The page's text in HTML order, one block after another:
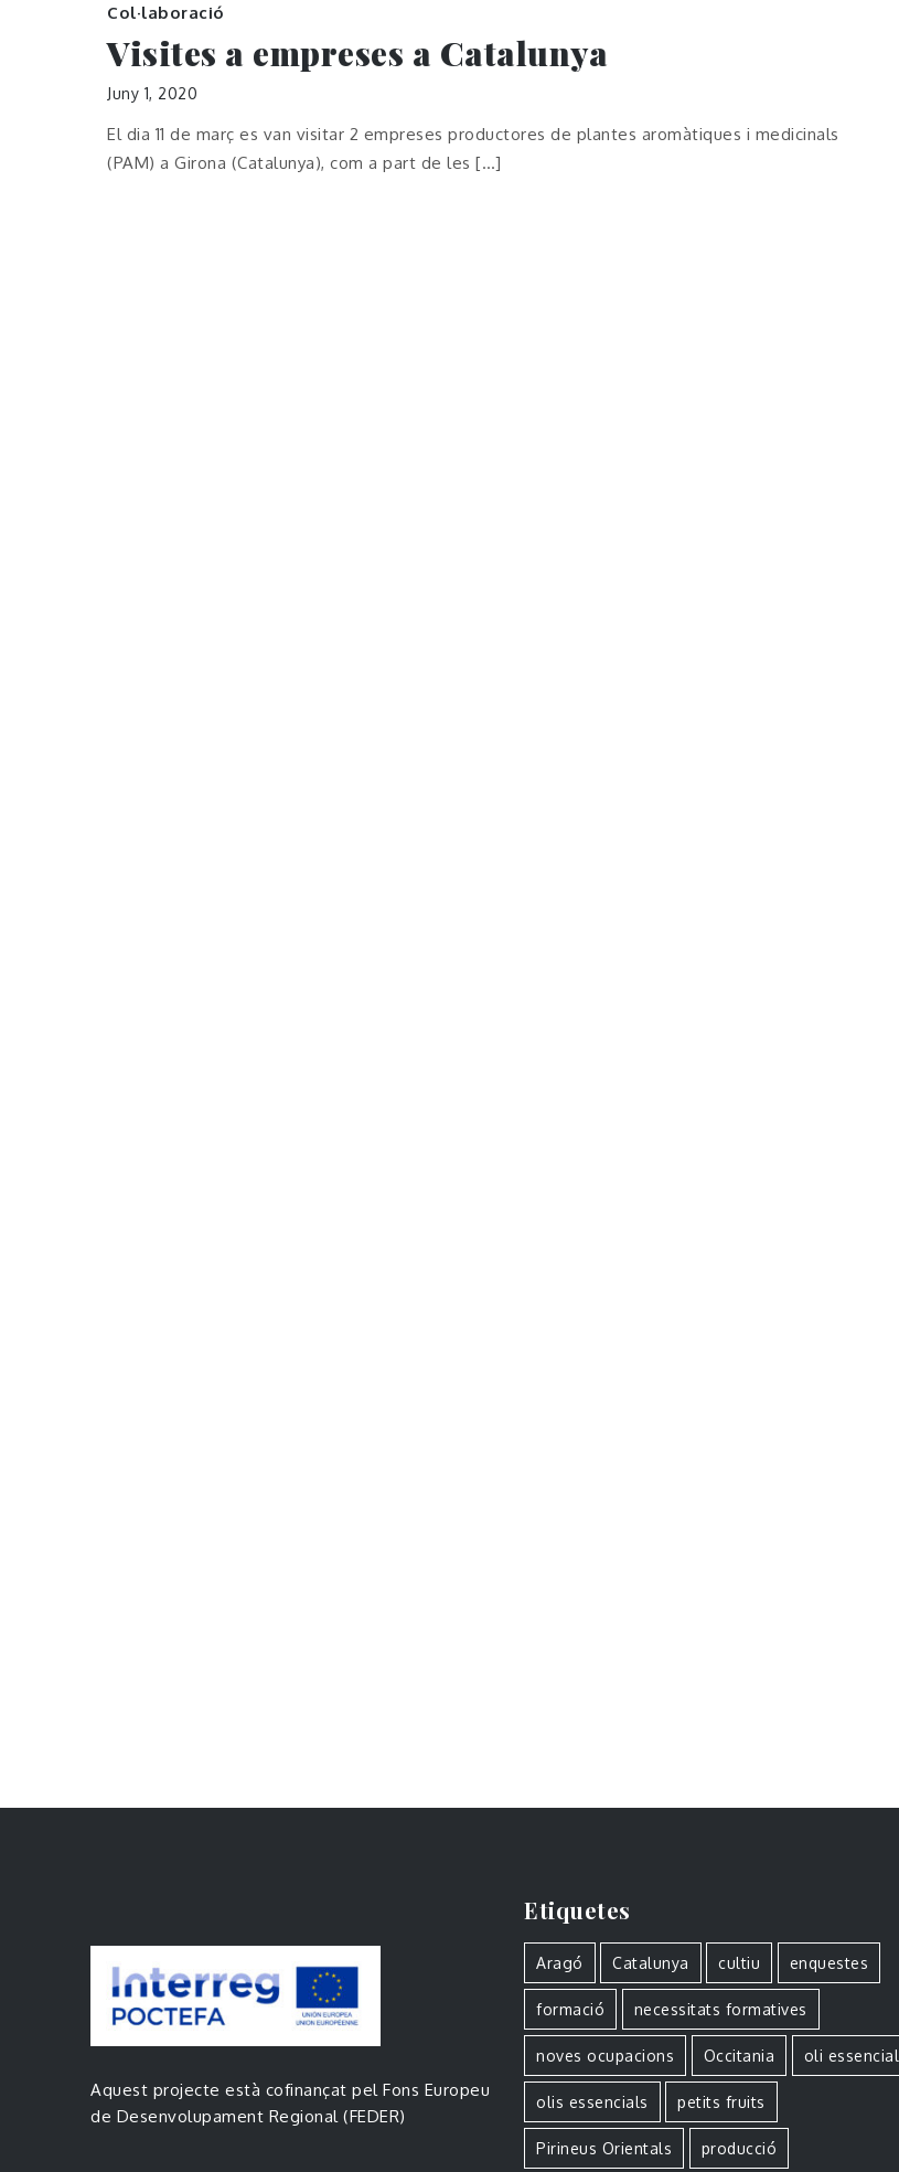
Col·laboració
Visites a empreses a Catalunya
Juny 1, 2020
El dia 11 de març es van visitar 2 empreses productores de plantes aromàtiques i medicinals
(PAM) a Girona (Catalunya), com a part de les […]
Aquest projecte està cofinançat pel Fons Europeu
de Desenvolupament Regional (FEDER)
Etiquetes
Aragó Catalunya cultiu enquestes
formació necessitats formatives
noves ocupacions Occitania oli essencial
olis essencials petits fruits
Pirineus Orientals producció